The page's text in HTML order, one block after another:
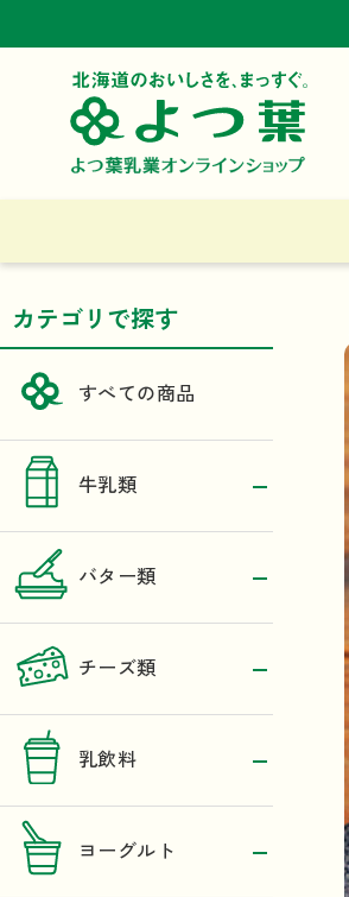
カテゴリで探す
すべての商品
牛乳類
バター類
チーズ類
乳飲料
ヨーグルト